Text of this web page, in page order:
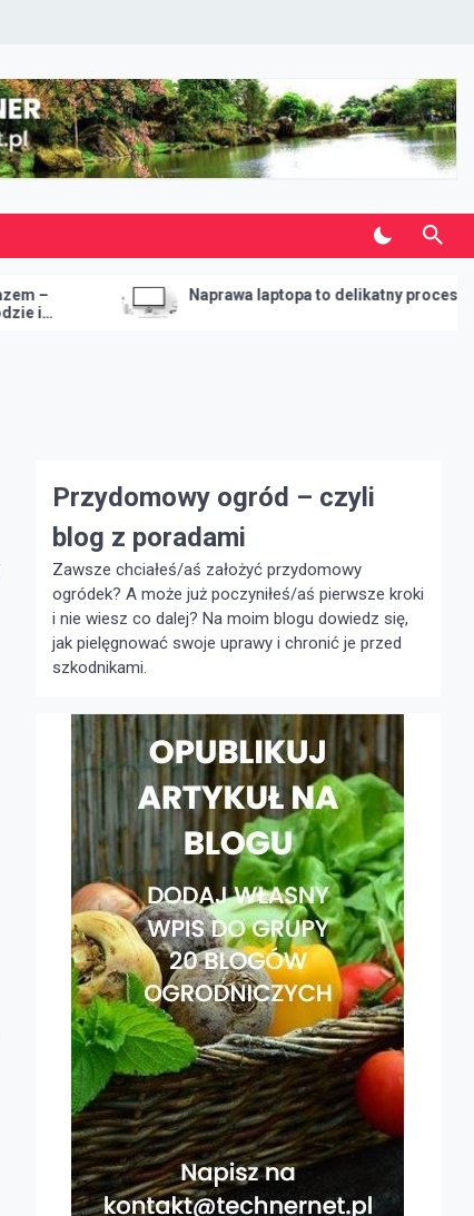
Naprawa laptopa to delikatny proces
Przydomowy ogród – czyli
blog z poradami
Zawsze chciałeś/aś założyć przydomowy
ogródek? A może już poczyniłeś/aś pierwsze kroki
i nie wiesz co dalej? Na moim blogu dowiedz się,
jak pielęgnować swoje uprawy i chronić je przed
szkodnikami.